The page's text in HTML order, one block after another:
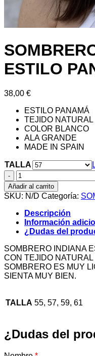
ESTILO
38,00 €
ESTILO PANAMÁ
TEJIDO NATURAL
COLOR BLANCO
ALA GRANDE
MADE IN SPAIN
TALLA
SOMBRERO
INDIANA
ESTILO
PANAMÁ
cantidad
Añadir al carrito
SKU: N/D Categoría:
Descripción
Información
¿Dudas del
SOMBRERO INDIANA
CON TEJIDO
SOMBRERO ES MUY
SIENTA MUY BIEN.
TALLA 55, 57, 59, 61
¿Dudas del